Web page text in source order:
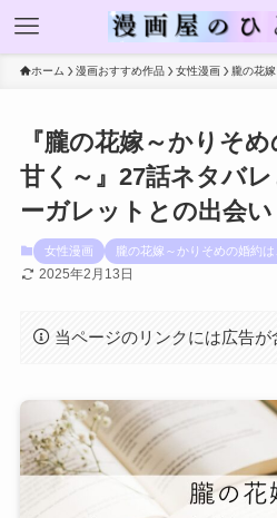
ホーム 漫画おすすめ作品 女性漫画 朧の花
『朧の花嫁～かりそ
甘く～』27話ネタバ
ーガレットとの出会い
女性漫画 朧の花嫁～かりそめの婚約
2025年2月13日
当ページのリンクには広告が